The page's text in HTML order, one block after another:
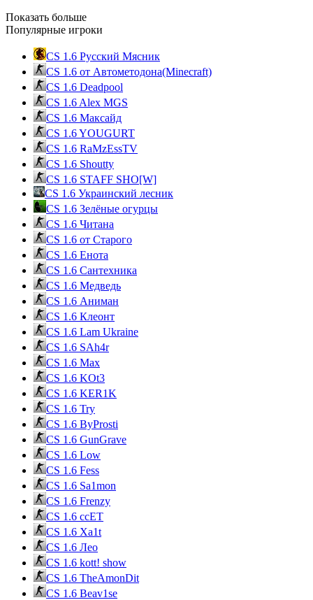
Показать больше
Популярные игроки
CS 1.6 Русский Мясник
CS 1.6 от Автометодона(Minecraft)
CS 1.6 Deadpool
CS 1.6 Alex MGS
CS 1.6 Максайд
CS 1.6 YOUGURT
CS 1.6 RaMzEssTV
CS 1.6 Shoutty
CS 1.6 STAFF SHO[W]
CS 1.6 Украинский лесник
CS 1.6 Зелёные огурцы
CS 1.6 Читана
CS 1.6 от Cтарого
CS 1.6 Енота
CS 1.6 Сантехника
CS 1.6 Медведь
CS 1.6 Аниман
CS 1.6 Клеонт
CS 1.6 Lam Ukraine
CS 1.6 SAh4r
CS 1.6 Max
CS 1.6 KOt3
CS 1.6 KER1K
CS 1.6 Try
CS 1.6 ByProsti
CS 1.6 GunGrave
CS 1.6 Low
CS 1.6 Fess
CS 1.6 Sa1mon
CS 1.6 Frenzy
CS 1.6 ccET
CS 1.6 Xa1t
CS 1.6 Лео
CS 1.6 kott! show
CS 1.6 TheAmonDit
CS 1.6 Beav1se